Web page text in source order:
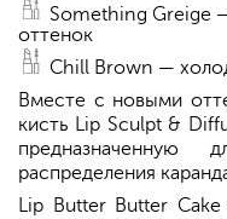
Something Greige
оттенок
Chill Brown —
Вместе с новыми
кисть Lip Sculpt &
предназначенную
распределения
Lip Butter Butter Cake